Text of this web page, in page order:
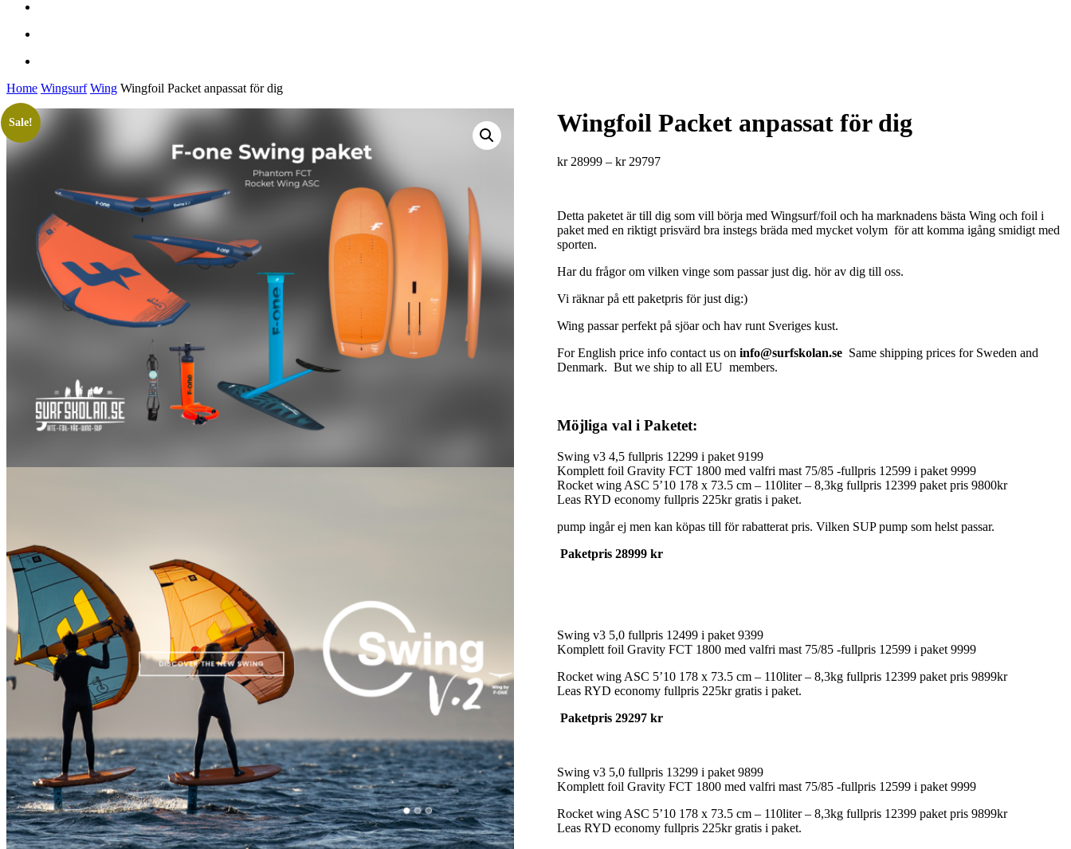
Home Wingsurf Wing Wingfoil Packet anpassat för dig
Sale! Wingfoil Packet anpassat för dig
kr28999 – kr29797Price
kr 29797
Detta paketet är till dig som vill börja med Wingsurf/foil och ha marknadens bästa Wing och foil i
paket med en riktigt prisvärd bra instegs bräda med mycket volym för att komma igång smidigt med
sporten.
Har du frågor om vilken vinge som passar just dig. hör av dig till oss.
Vi räknar på ett paketpris för just dig:)
Wing passar perfekt på sjöar och hav runt Sveriges kust.
For English price info contact us on info@surfskolan.se Same shipping prices for Sweden and
Denmark. But we ship to all EU members.
Möjliga val i Paketet:
Swing v3 4,5 fullpris 12299 i paket 9199
Komplett foil Gravity FCT 1800 med valfri mast 75/85 -fullpris 12599 i paket 9999
Rocket wing ASC 5’10 178 x 73.5 cm – 110liter – 8,3kg fullpris 12399 paket pris 9800kr
Leas RYD economy fullpris 225kr gratis i paket.
pump ingår ej men kan köpas till för rabatterat pris. Vilken SUP pump som helst passar.
Paketpris 28999 kr
Swing v3 5,0 fullpris 12499 i paket 9399
Komplett foil Gravity FCT 1800 med valfri mast 75/85 -fullpris 12599 i paket 9999
Rocket wing ASC 5’10 178 x 73.5 cm – 110liter – 8,3kg fullpris 12399 paket pris 9899kr
Leas RYD economy fullpris 225kr gratis i paket.
Paketpris 29297 kr
Swing v3 5,0 fullpris 13299 i paket 9899
Komplett foil Gravity FCT 1800 med valfri mast 75/85 -fullpris 12599 i paket 9999
Rocket wing ASC 5’10 178 x 73.5 cm – 110liter – 8,3kg fullpris 12399 paket pris 9899kr
Leas RYD economy fullpris 225kr gratis i paket.